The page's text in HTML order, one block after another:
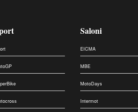
Saloni
EICMA
MBE
MotoDays
Intermot